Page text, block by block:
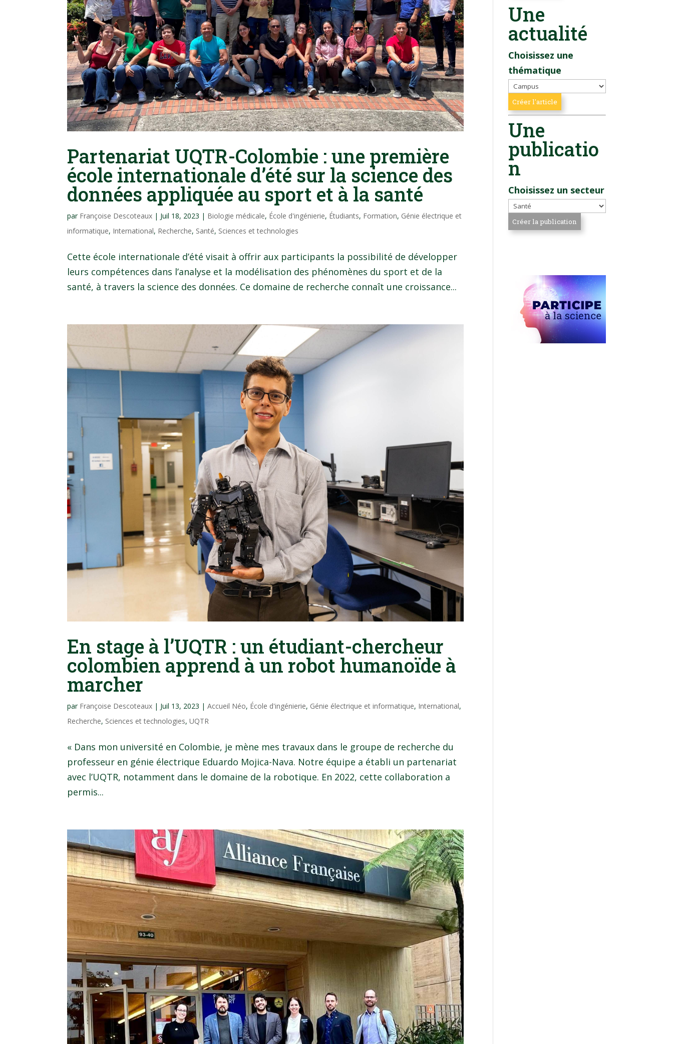
Partenariat UQTR-Colombie : une première
école internationale d’été sur la science des
données appliquée au sport et à la santé
par Françoise Descoteaux | Juil 18, 2023 | Biologie médicale, École d'ingénierie, Étudiants, Formation, Génie électrique et
informatique, International, Recherche, Santé, Sciences et technologies
Cette école internationale d’été visait à offrir aux participants la possibilité de développer
leurs compétences dans l’analyse et la modélisation des phénomènes du sport et de la
santé, à travers la science des données. Ce domaine de recherche connaît une croissance...
En stage à l’UQTR : un étudiant-chercheur
colombien apprend à un robot humanoïde à
marcher
par Françoise Descoteaux | Juil 13, 2023 |Accueil Néo, École d'ingénierie, Génie électrique et informatique, International,
Recherche, Sciences et technologies,UQTR
« Dans mon université en Colombie, je mène mes travaux dans le groupe de recherche du
professeur en génie électrique Eduardo Mojica-Nava. Notre équipe a établi un partenariat
avec l’UQTR, notamment dans le domaine de la robotique. En 2022, cette collaboration a
permis...
Une
actualité
Choisissez une
thématique
Une
publicatio
n
Choisissez un secteur